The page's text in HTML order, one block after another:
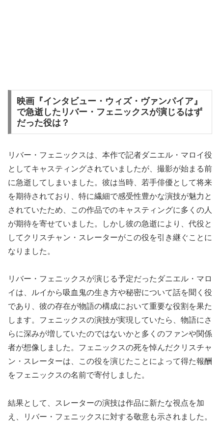
映画『インタビュー・ウィズ・ヴァンパイア』
で急逝したリバー・フェニックスが演じるはず
だった役は？
リバー・フェニックスは、本作で記者ダニエル・マロイ役
としてキャスティングされていましたが、撮影が始まる前
に急逝してしまいました。彼は当時、若手俳優として将来
を期待されており、特に繊細で感受性豊かな演技が魅力と
されていたため、この作品でのキャスティングに多くの人
が期待を寄せていました。しかし彼の急逝により、代役と
してクリスチャン・スレーターがこの役を引き継ぐことに
なりました。
リバー・フェニックスが演じる予定だったダニエル・マロ
イは、ルイから吸血鬼の生き方や秘密について話を聞く役
であり、彼の存在が物語の構成において重要な役割を果た
します。フェニックスの演技が実現していたら、物語にさ
らに深みが増していたのではないかと多くのファンや関係
者が想像しました。フェニックスの死を悼んだクリスチャ
ン・スレーターは、この役を演じたことによって得た報酬
をフェニックスの名前で寄付しました。
結果として、スレーターの演技は作品に新たな視点を加
え、リバー・フェニックスに対する敬意も示されました。